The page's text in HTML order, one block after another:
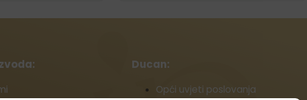
Ducan:
Opći uvjeti poslovanja